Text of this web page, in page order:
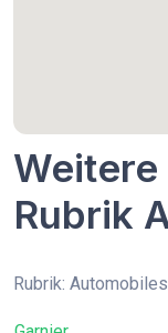
Rubrik
Rubrik: Automobiles